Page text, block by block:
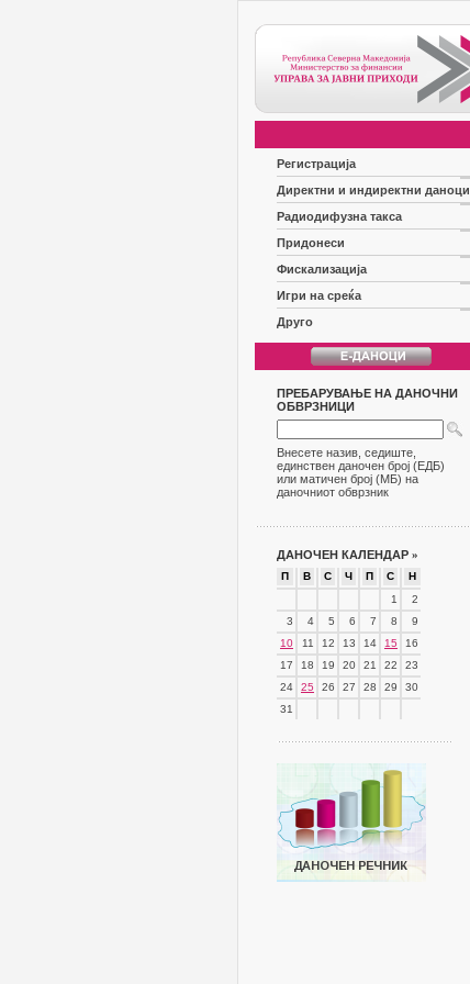
Регистрација
Директни и индиректни даноци
Радиодифузна такса
Придонеси
Фискализација
Игри на среќа
Друго
ПРЕБАРУВАЊЕ НА ДАНОЧНИ
ОБВРЗНИЦИ
Внесете назив, седиште,
единствен даночен број (ЕДБ)
или матичен број (МБ) на
даночниот обврзник
ДАНОЧЕН КАЛЕНДАР »
П В С Ч П С
Н
1
2
3
4 5 6 7 8
9
10
11 12 13 14 15
16
17
18 19 20 21 22
23
24
25 26 27 28 29
30
31